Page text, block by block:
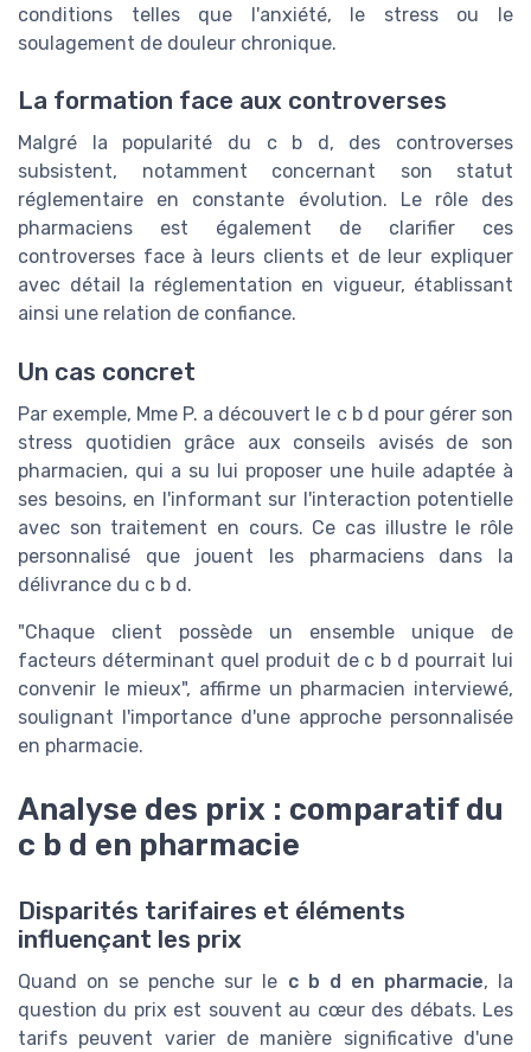
conditions telles que l'anxiété, le stress ou le
soulagement de douleur chronique.
La formation face aux controverses
Malgré la popularité du c b d, des controverses
subsistent, notamment concernant son statut
réglementaire en constante évolution. Le rôle des
pharmaciens est également de clarifier ces
controverses face à leurs clients et de leur expliquer
avec détail la réglementation en vigueur, établissant
ainsi une relation de confiance.
Un cas concret
Par exemple, Mme P. a découvert le c b d pour gérer son
stress quotidien grâce aux conseils avisés de son
pharmacien, qui a su lui proposer une huile adaptée à
ses besoins, en l'informant sur l'interaction potentielle
avec son traitement en cours. Ce cas illustre le rôle
personnalisé que jouent les pharmaciens dans la
délivrance du c b d.
"Chaque client possède un ensemble unique de
facteurs déterminant quel produit de c b d pourrait lui
convenir le mieux", affirme un pharmacien interviewé,
soulignant l'importance d'une approche personnalisée
en pharmacie.
Analyse des prix : comparatif du
c b d en pharmacie
Disparités tarifaires et éléments
influençant les prix
Quand on se penche sur le c b d en pharmacie, la
question du prix est souvent au cœur des débats. Les
tarifs peuvent varier de manière significative d'une